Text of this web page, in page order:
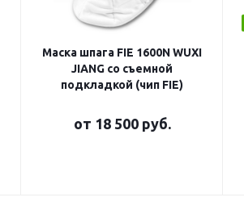
Маска шпага FIE 1600N WUXI
JIANG со съемной
подкладкой (чип FIE)
от 18 500 руб.